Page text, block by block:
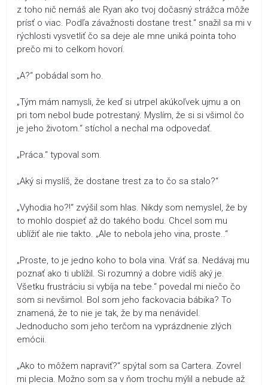
z toho nič nemáš ale Ryan ako tvoj dočasný strážca môže
prísť o viac. Podľa závažnosti dostane trest.“ snažil sa mi v
rýchlosti vysvetliť čo sa deje ale mne uniká pointa toho
prečo mi to celkom hovorí.
„A?“ pobádal som ho.
„Tým mám namysli, že keď si utrpel akúkoľvek ujmu a on
pri tom nebol bude potrestaný. Myslím, že si si všimol čo
je jeho životom.“ stíchol a nechal ma odpovedať.
„Práca.“ typoval som.
„Aký si myslíš, že dostane trest za to čo sa stalo?“
„Vyhodia ho?!“ zvýšil som hlas. Nikdy som nemyslel, že by
to mohlo dospieť až do takého bodu. Chcel som mu
ublížiť ale nie takto. „Ale to nebola jeho vina, proste..“
„Proste, to je jedno koho to bola vina. Vráť sa. Nedávaj mu
poznať ako ti ublížil. Si rozumný a dobre vidíš aký je.
Všetku frustráciu si vybíja na tebe.“ povedal mi niečo čo
som si nevšimol. Bol som jeho fackovacia bábika? To
znamená, že to nie je tak, že by ma nenávidel.
Jednoducho som jeho terčom na vyprázdnenie zlých
emócii.
„Ako to môžem napraviť?“ spýtal som sa Cartera. Zovrel
mi plecia. Možno som sa v ňom trochu mýlil a nebude až